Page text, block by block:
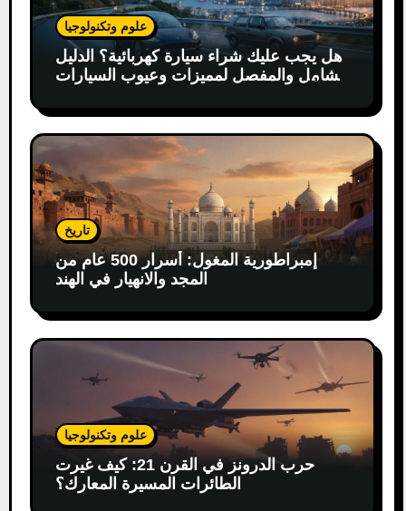
علوم وتكنولوجيا
هل يجب عليك شراء سيارة كهربائية؟ الدليل
الشامل والمفصل لمميزات وعيوب السيارات
تاريخ
إمبراطورية المغول: أسرار 500 عام من
المجد والانهيار في الهند
علوم وتكنولوجيا
حرب الدرونز في القرن 21: كيف غيرت
الطائرات المسيرة المعارك؟